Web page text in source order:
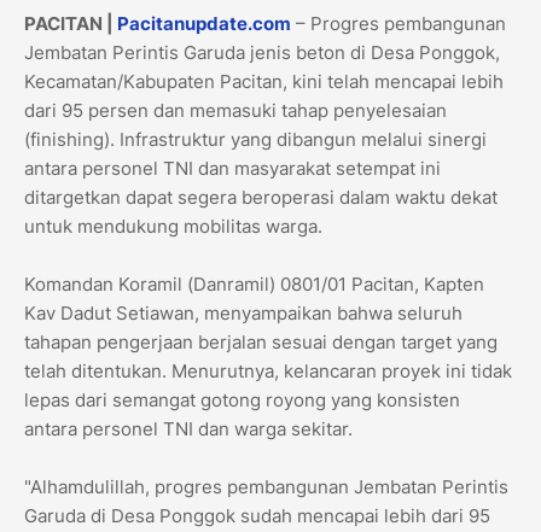
​​​PACITAN | Pacitanupdate.com – Progres pembangunan
Jembatan Perintis Garuda jenis beton di Desa Ponggok,
Kecamatan/Kabupaten Pacitan, kini telah mencapai lebih
dari 95 persen dan memasuki tahap penyelesaian
(finishing). Infrastruktur yang dibangun melalui sinergi
antara personel TNI dan masyarakat setempat ini
ditargetkan dapat segera beroperasi dalam waktu dekat
untuk mendukung mobilitas warga.
​​Komandan Koramil (Danramil) 0801/01 Pacitan, Kapten
Kav Dadut Setiawan, menyampaikan bahwa seluruh
tahapan pengerjaan berjalan sesuai dengan target yang
telah ditentukan. Menurutnya, kelancaran proyek ini tidak
lepas dari semangat gotong royong yang konsisten
antara personel TNI dan warga sekitar.
​"Alhamdulillah, progres pembangunan Jembatan Perintis
Garuda di Desa Ponggok sudah mencapai lebih dari 95